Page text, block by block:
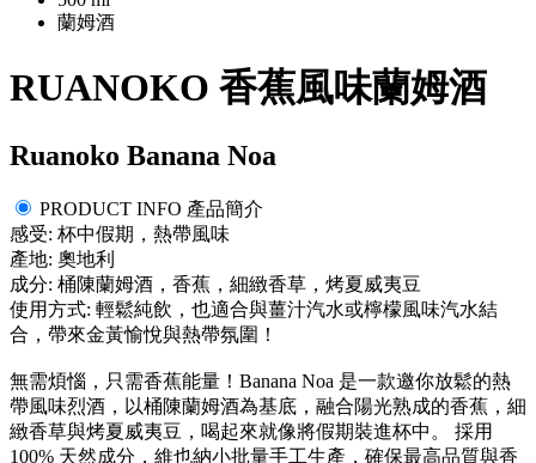
蘭姆酒
RUANOKO 香蕉風味蘭姆酒
Ruanoko Banana Noa
PRODUCT INFO 產品簡介
感受: 杯中假期，熱帶風味
產地: 奧地利
成分: 桶陳蘭姆酒，香蕉，細緻香草，烤夏威夷豆
使用方式: 輕鬆純飲，也適合與薑汁汽水或檸檬風味汽水結
合，帶來金黃愉悅與熱帶氛圍！
無需煩惱，只需香蕉能量！Banana Noa 是一款邀你放鬆的熱
帶風味烈酒，以桶陳蘭姆酒為基底，融合陽光熟成的香蕉，細
緻香草與烤夏威夷豆，喝起來就像將假期裝進杯中。 採用
100% 天然成分，維也納小批量手工生產，確保最高品質與香